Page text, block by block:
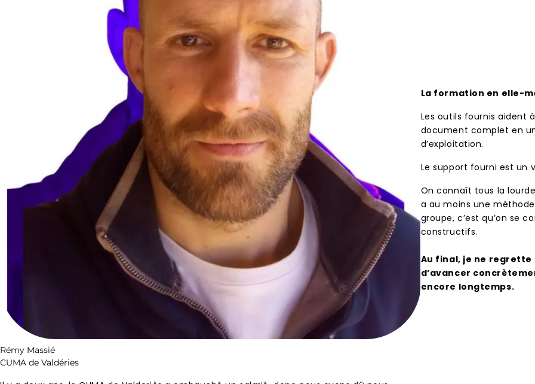
Rémy Massié
CUMA de Valdéries
La formation en elle-
Les outils fournis aident
document complet en
d’exploitation.
Le support fourni est un
On connaît tous la
a au moins une
groupe, c’est qu’on se
constructifs.
Au final, je ne regrette
d’avancer
encore longtemps.